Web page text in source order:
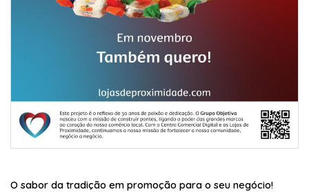
O sabor da tradição em promoção para o seu negócio!